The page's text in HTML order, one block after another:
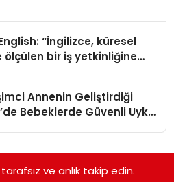
“İngilizce, küresel
ölçülen bir iş yetkinliğine
Annenin Geliştirdiği
Bebeklerde Güvenli Uyku
ve anlık takip edin.